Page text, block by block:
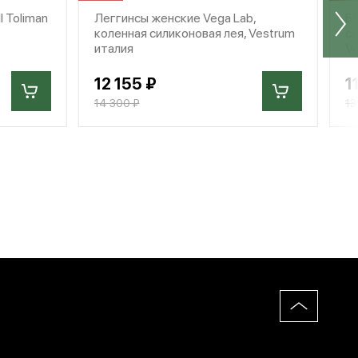
Леггинсы женские Vega Lab,
коленная силиконовая лея, Vestrum
италия
12 155 ₽
14 300 ₽